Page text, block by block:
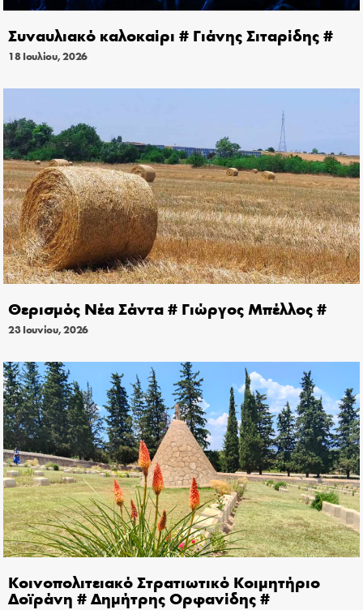
Συναυλιακό καλοκαίρι # Γιάνης Σιταρίδης #
18 Ιουλίου, 2026
Θερισμός Νέα Σάντα # Γιώργος Μπέλλος #
23 Ιουνίου, 2026
Κοινοπολιτειακό Στρατιωτικό Κοιμητήριο
Δοϊράνη # Δημήτρης Ορφανίδης #